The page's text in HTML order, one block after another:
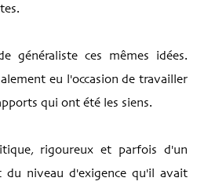
généraliste ces mêmes idées.
eu l'occasion de travailler
qui ont été les siens.
rigoureux et parfois d'un
niveau d'exigence qu'il avait